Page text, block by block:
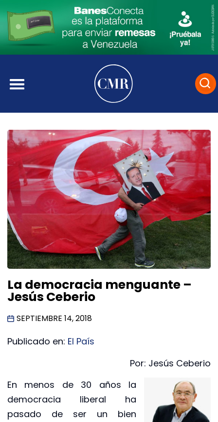
La democracia menguante –
Jesús Ceberio
SEPTIEMBRE 14, 2018
Publicado en: El País
Por: Jesús Ceberio
En menos de 30 años la
democracia liberal ha
pasado de ser un bien